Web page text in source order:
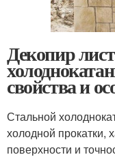
Декопир
свойства и
Стальной
холодной прокатки,
поверхности и